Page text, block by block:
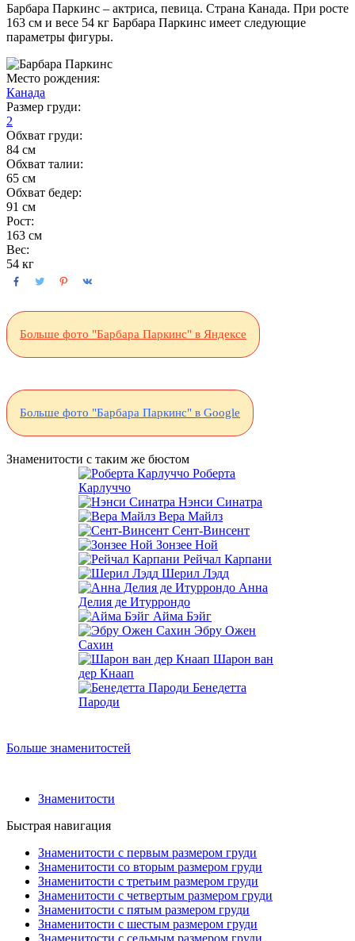
Барбара Паркинс – актриса, певица. Страна Канада. При росте
163 см и весе 54 кг Барбара Паркинс имеет следующие
параметры фигуры.
Место рождения:
Канада
Размер груди:
2
Обхват груди:
84 см
Обхват талии:
65 см
Обхват бедер:
91 см
Рост:
163 см
Вес:
54 кг
Больше фото "Барбара Паркинс" в Яндексе
Больше фото "Барбара Паркинс" в Google
Знаменитости с таким же бюстом
Роберта
Карлуччо
Нэнси Синатра
Вера Майлз
Сент-Винсент
Зонзее Ной
Рейчал Карпани
Шерил Лэдд
Анна
Делия де Итуррондо
Айма Бэйг
Эбру Ожен
Сахин
Шарон ван
дер Кнаап
Бенедетта
Пароди
Больше знаменитостей
Знаменитости
Быстрая навигация
Знаменитости с первым размером груди
Знаменитости со вторым размером груди
Знаменитости с третьим размером груди
Знаменитости с четвертым размером груди
Знаменитости с пятым размером груди
Знаменитости с шестым размером груди
Знаменитости с седьмым размером груди